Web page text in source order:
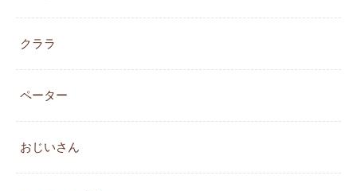
クララ
ペーター
おじいさん